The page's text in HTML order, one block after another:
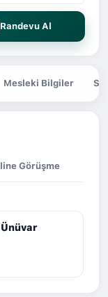
Randevu Al
Mesleki Bilgiler
Görüşme